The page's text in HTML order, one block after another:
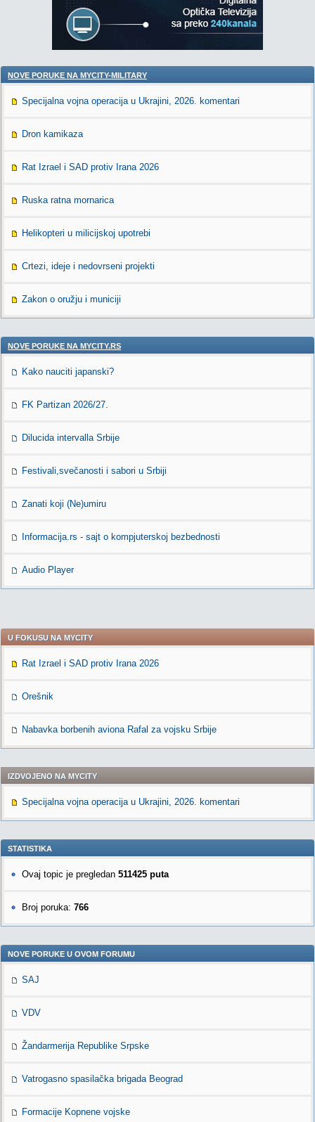
NOVE PORUKE NA MYCITY-MILITARY
Specijalna vojna operacija u Ukrajini, 2026. komentari
Dron kamikaza
Rat Izrael i SAD protiv Irana 2026
Ruska ratna mornarica
Helikopteri u milicijskoj upotrebi
Crtezi, ideje i nedovrseni projekti
Zakon o oružju i municiji
NOVE PORUKE NA MYCITY.RS
Kako nauciti japanski?
FK Partizan 2026/27.
Dilucida intervalla Srbije
Festivali,svečanosti i sabori u Srbiji
Zanati koji (Ne)umiru
Informacija.rs - sajt o kompjuterskoj bezbednosti
Audio Player
U FOKUSU NA MYCITY
Rat Izrael i SAD protiv Irana 2026
Orešnik
Nabavka borbenih aviona Rafal za vojsku Srbije
IZDVOJENO NA MYCITY
Specijalna vojna operacija u Ukrajini, 2026. komentari
STATISTIKA
Ovaj topic je pregledan 511425 puta
Broj poruka: 766
NOVE PORUKE U OVOM FORUMU
SAJ
VDV
Žandarmerija Republike Srpske
Vatrogasno spasilačka brigada Beograd
Formacije Kopnene vojske